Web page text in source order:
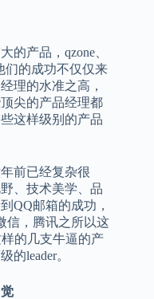
的产品，qzone、
们的成功不仅仅来
理的水准之高，
尖的产品经理都
这样级别的产品
前已经复杂很
、技术美学、品
QQ邮箱的成功，
信，腾讯之所以这
的几支牛逼的产
的leader。